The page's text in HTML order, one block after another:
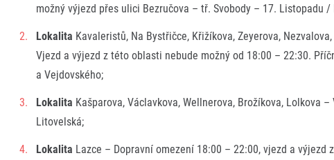
možný výjezd přes ulici Bezručova – tř. Svobody – 17. Listopadu /
Lokalita Kavaleristů, Na Bystřičce, Křižíkova, Zeyerova,
Vjezd a výjezd z této oblasti nebude možný od 18:00 – 22:30.
a Vejdovského;
Lokalita Kašparova, Václavkova, Wellnerova, Brožíkova, Lolkova
Litovelská;
Lokalita Lazce – Dopravní omezení 18:00 – 22:00, vjezd a